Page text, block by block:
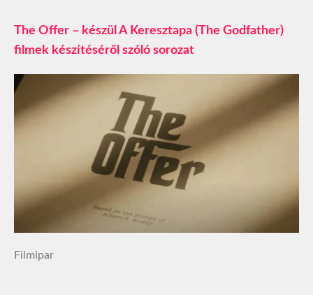
The Offer – készül A Keresztapa (The Godfather)
filmek készítéséről szóló sorozat
Filmipar